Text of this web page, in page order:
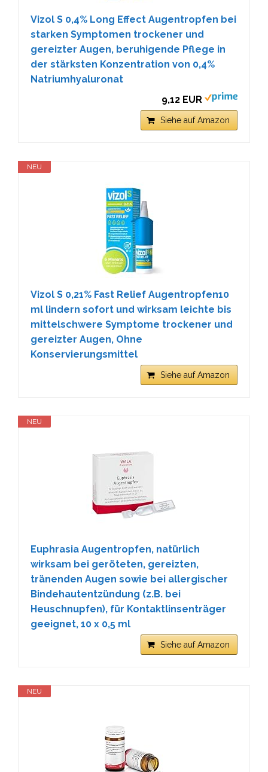
Vizol S 0,4% Long Effect Augentropfen bei
starken Symptomen trockener und
gereizter Augen, beruhigende Pflege in
der stärksten Konzentration von 0,4%
Natriumhyaluronat
9,12 EUR
Siehe auf Amazon
NEU
Vizol S 0,21% Fast Relief Augentropfen10
ml lindern sofort und wirksam leichte bis
mittelschwere Symptome trockener und
gereizter Augen, Ohne
Konservierungsmittel
Siehe auf Amazon
NEU
Euphrasia Augentropfen, natürlich
wirksam bei geröteten, gereizten,
tränenden Augen sowie bei allergischer
Bindehautentzündung (z.B. bei
Heuschnupfen), für Kontaktlinsenträger
geeignet, 10 x 0,5 ml
Siehe auf Amazon
NEU